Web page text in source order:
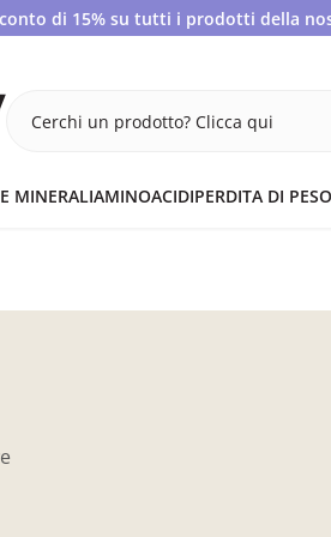
sconto di 15% su tutti i prodotti della
Cerchi un prodotto? Clicca qui
MINERALIAMINOACIDIPERDITA DI PESO